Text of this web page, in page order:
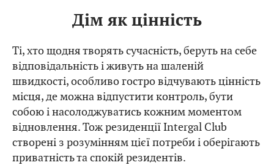
Дім як цінність
Ті, хто щодня творять сучасність, беруть на себе
відповідальність і живуть на шаленій
швидкості, особливо гостро відчувають цінність
місця, де можна відпустити контроль, бути
собою і насолоджуватись кожним моментом
відновлення. Тож резиденції Intergal Club
створені з розумінням цієї потреби і оберігають
приватність та спокій резидентів.